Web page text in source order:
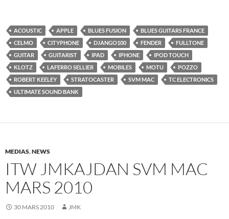
ACOUSTIC APPLE BLUES FUSION
BLUES GUITARS FRANCE
CELMO
CITYPHONE DJANGO100 FENDER
FULLTONE
GUITAR
GUITARIST IPAD IPHONE
IPOD TOUCH
KLOTZ
LAFERRO SELLIER MOBILES MOTU
POZZO
ROBERT KEELEY
STRATOCASTER SVM MAC
TC ELECTRONICS
ULTIMATE SOUND BANK
MEDIAS,NEWS
ITW JMKAJDAN SVM MAC
MARS 2010
30 MARS 2010 JMK